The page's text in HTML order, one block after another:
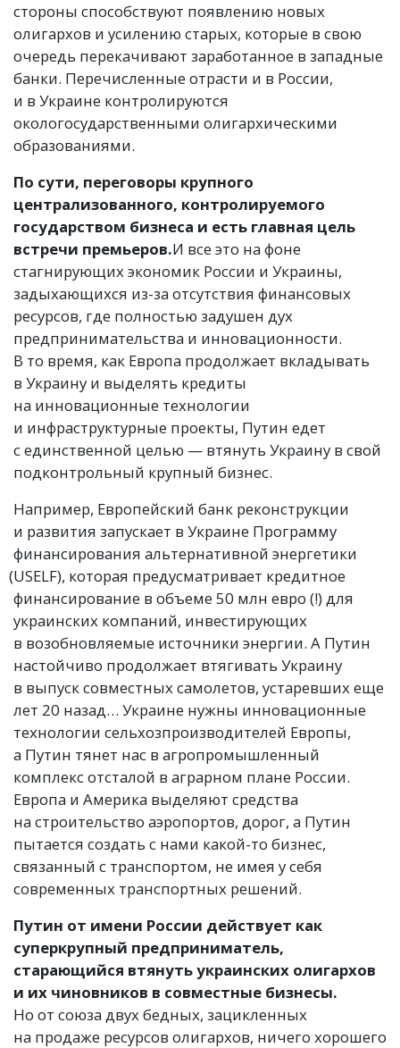
стороны способствуют появлению новых
олигархов и усилению старых, которые в свою
очередь перекачивают заработанное в западные
банки. Перечисленные отрасти и в России,
и в Украине контролируются
окологосударственными олигархическими
образованиями.
По сути, переговоры крупного
централизованного, контролируемого
государством бизнеса и есть главная цель
встречи премьеров.И все это на фоне
стагнирующих экономик России и Украины,
задыхающихся из-за отсутствия финансовых
ресурсов, где полностью задушен дух
предпринимательства и инновационности.
В то время, как Европа продолжает вкладывать
в Украину и выделять кредиты
на инновационные технологии
и инфраструктурные проекты, Путин едет
с единственной целью — втянуть Украину в свой
подконтрольный крупный бизнес.
Например, Европейский банк реконструкции
и развития запускает в Украине Программу
финансирования альтернативной энергетики
(USELF), которая предусматривает кредитное
финансирование в объеме 50 млн евро (!) для
украинских компаний, инвестирующих
в возобновляемые источники энергии. А Путин
настойчиво продолжает втягивать Украину
в выпуск совместных самолетов, устаревших еще
лет 20 назад… Украине нужны инновационные
технологии сельхозпроизводителей Европы,
а Путин тянет нас в агропромышленный
комплекс отсталой в аграрном плане России.
Европа и Америка выделяют средства
на строительство аэропортов, дорог, а Путин
пытается создать с нами какой-то бизнес,
связанный с транспортом, не имея у себя
современных транспортных решений.
Путин от имени России действует как
суперкрупный предприниматель,
старающийся втянуть украинских олигархов
и их чиновников в совместные бизнесы.
Но от союза двух бедных, зацикленных
на продаже ресурсов олигархов, ничего хорошего